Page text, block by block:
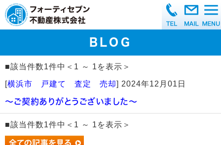
BLOG
■該当件数1件中＜1 ～ 1を表示＞
[横浜市 戸建て 査定 売却] 2024年12月01日
～ご契約ありがとうございました～
■該当件数1件中＜1 ～ 1を表示＞